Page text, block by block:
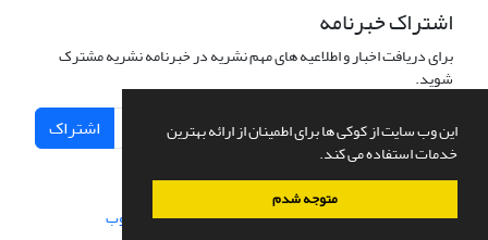
این وب سایت از کوکی ها برای اطمینان از ارائه بهترین
خدمات استفاده می کند.
متوجه شدم
اشتراک خبرنامه
برای دریافت اخبار و اطلاعیه های مهم نشریه در خبرنامه نشریه مشترک
شوید.
اشتراک
سامانه مدیریت نشریات علمی.طراحی و پیاده سازی از سیناوب